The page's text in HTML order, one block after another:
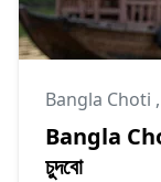
Bangla Choti ,
Bangla
চুদবো